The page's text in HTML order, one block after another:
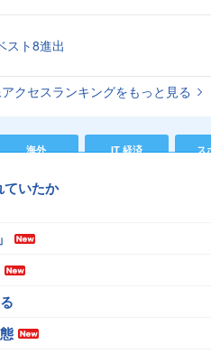
スト8進出
クセスランキングをもっと見る
海外 IT 経済 ス
ていたか